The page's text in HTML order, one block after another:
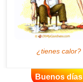
Buenos días